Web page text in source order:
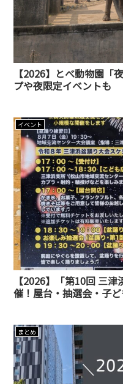
【2026】とべ動物園「
プや夜限定イベントも
イベント
【2026】「第10回 三
催！屋台・抽選会・子
まとめ